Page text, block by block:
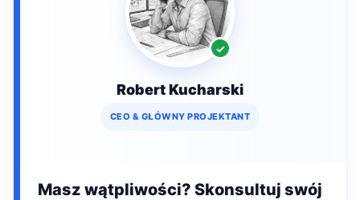
Robert Kucharski
CEO & GŁÓWNY PROJEKTANT
Masz wątpliwości? Skonsultuj swój